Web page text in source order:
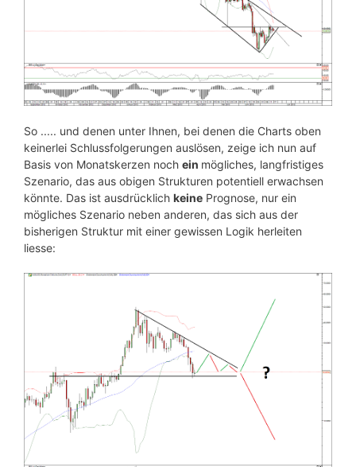
So ..... und denen unter Ihnen, bei denen die Charts oben
keinerlei Schlussfolgerungen auslösen, zeige ich nun auf
Basis von Monatskerzen noch ein mögliches, langfristiges
Szenario, das aus obigen Strukturen potentiell erwachsen
könnte. Das ist ausdrücklich keine Prognose, nur ein
mögliches Szenario neben anderen, das sich aus der
bisherigen Struktur mit einer gewissen Logik herleiten
liesse: